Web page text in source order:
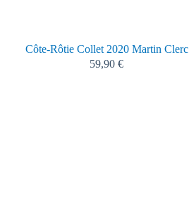
Côte-Rôtie Collet 2020 Martin Clerc
59,90€